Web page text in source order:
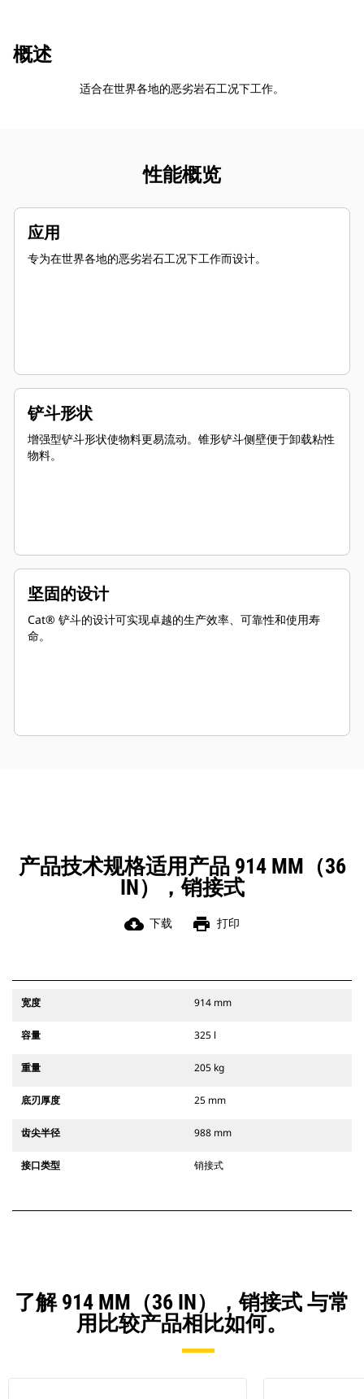
概述
适合在世界各地的恶劣岩石工况下工作。
性能概览
应用
专为在世界各地的恶劣岩石工况下工作而设计。
铲斗形状
增强型铲斗形状使物料更易流动。锥形铲斗侧壁便于卸载粘性
物料。
坚固的设计
Cat® 铲斗的设计可实现卓越的生产效率、可靠性和使用寿
命。
产品技术规格适用产品 914 MM（36
IN），销接式
cloud_download 下载 print 打印
宽度 914 mm
容量 325 l
重量 205 kg
底刃厚度 25 mm
齿尖半径 988 mm
接口类型 销接式
了解 914 MM（36 IN），销接式 与常
用比较产品相比如何。